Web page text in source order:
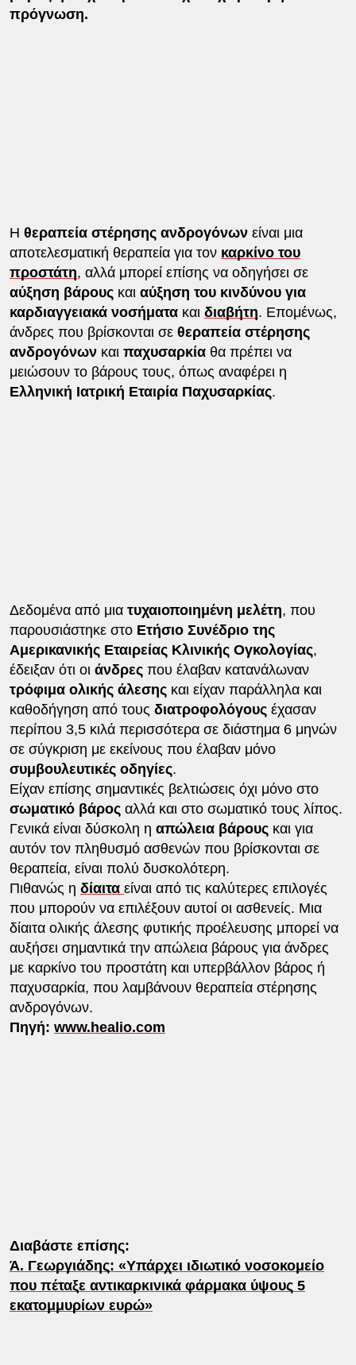
πρόγνωση.
Η θεραπεία στέρησης ανδρογόνωνείναι μια
αποτελεσματική θεραπεία για τον καρκίνο του
προστάτη, αλλά μπορεί επίσης να οδηγήσει σε
αύξηση βάρουςκαι αύξηση του κινδύνου για
καρδιαγγειακά νοσήματα και διαβήτη. Επομένως,
άνδρες που βρίσκονται σε θεραπεία στέρησης
ανδρογόνων και παχυσαρκία θα πρέπει να
μειώσουν το βάρους τους, όπως αναφέρει η
Ελληνική Ιατρική Εταιρία Παχυσαρκίας.
Δεδομένα από μια τυχαιοποιημένη μελέτη, που
παρουσιάστηκε στο Ετήσιο Συνέδριο της
Αμερικανικής Εταιρείας Κλινικής Ογκολογίας,
έδειξαν ότι οι άνδρες που έλαβαν κατανάλωναν
τρόφιμα ολικής άλεσηςκαι είχαν παράλληλα και
καθοδήγηση από τους διατροφολόγους έχασαν
περίπου 3,5 κιλά περισσότερα σε διάστημα 6 μηνών
σε σύγκριση με εκείνους που έλαβαν μόνο
συμβουλευτικές οδηγίες.
Είχαν επίσης σημαντικές βελτιώσεις όχι μόνο στο
σωματικό βάρος αλλά και στο σωματικό τους λίπος.
Γενικά είναι δύσκολη η απώλεια βάρουςκαι για
αυτόν τον πληθυσμό ασθενών που βρίσκονται σε
θεραπεία, είναι πολύ δυσκολότερη.
Πιθανώς η δίαιτα είναι από τις καλύτερες επιλογές
που μπορούν να επιλέξουν αυτοί οι ασθενείς. Μια
δίαιτα ολικής άλεσης φυτικής προέλευσης μπορεί να
αυξήσει σημαντικά την απώλεια βάρους για άνδρες
με καρκίνο του προστάτη και υπερβάλλον βάρος ή
παχυσαρκία, που λαμβάνουν θεραπεία στέρησης
ανδρογόνων.
Πηγή: www.healio.com
Διαβάστε επίσης:
Ά. Γεωργιάδης: «Υπάρχει ιδιωτικό νοσοκομείο
που πέταξε αντικαρκινικά φάρμακα ύψους 5
εκατομμυρίων ευρώ»